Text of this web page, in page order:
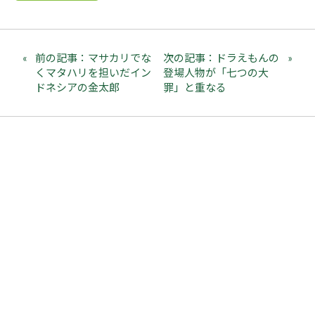
前の記事：マサカリでな
くマタハリを担いだイン
ドネシアの金太郎
次の記事：ドラえもんの
登場人物が「七つの大
罪」と重なる